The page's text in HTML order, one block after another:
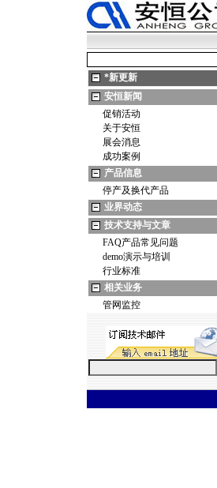
*新更新
安恒新闻
促销活动
关于安恒
展会消息
成功案例
产品信息
停产及换代产品
业界动态
技术支持与文章
FAQ产品常见问题
demo演示与培训
行业标准
相关业务
管网监控